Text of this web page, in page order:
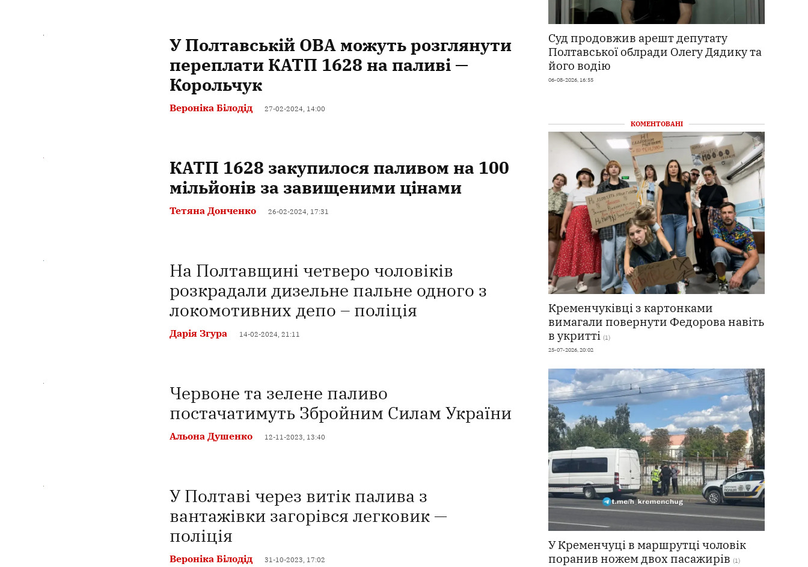
У Полтавській ОВА можуть розглянути
переплати КАТП 1628 на паливі —
Корольчук
Вероніка Білодід 27-02-2024, 14:00
КАТП 1628 закупилося паливом на 100
мільйонів за завищеними цінами
Тетяна Донченко 26-02-2024, 17:31
На Полтавщині четверо чоловіків
розкрадали дизельне пальне одного з
локомотивних депо – поліція
Дарія Згура 14-02-2024, 21:11
Червоне та зелене паливо
постачатимуть Збройним Силам України
Альона Душенко 12-11-2023, 13:40
У Полтаві через витік палива з
вантажівки загорівся легковик —
поліція
Вероніка Білодід 31-10-2023, 17:02
Суд продовжив арешт депутату
Полтавської облради Олегу Дядику та
його водію
06-08-2026, 16:55
КОМЕНТОВАНІ
Кременчуківці з картонками
вимагали повернути Федорова навіть
в укритті (1)
25-07-2026, 20:02
У Кременчуці в маршрутці чоловік
поранив ножем двох пасажирів (1)